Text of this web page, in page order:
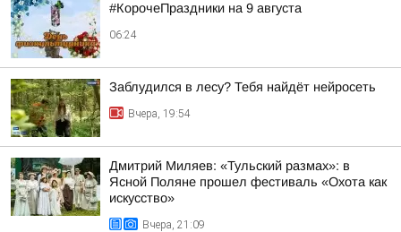
#КорочеПраздники на 9 августа
06:24
Заблудился в лесу? Тебя найдёт нейросеть
Вчера, 19:54
Дмитрий Миляев: «Тульский размах»: в
Ясной Поляне прошел фестиваль «Охота как
искусство»
Вчера, 21:09